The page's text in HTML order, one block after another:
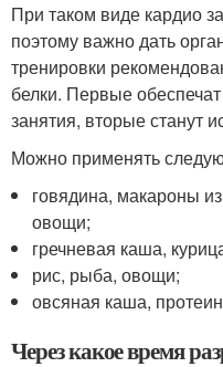
При таком виде кардио
поэтому важно дать
тренировки
белки. Первые
занятия, вторые станут
Можно применять
говядина, макароны
овощи;
гречневая каша,
рис, рыба, овощи;
овсяная каша,
Через какое время